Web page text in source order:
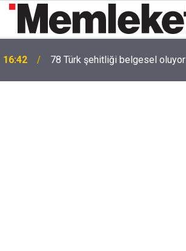
16:42 78 Türk şehitliği belgesel oluyor